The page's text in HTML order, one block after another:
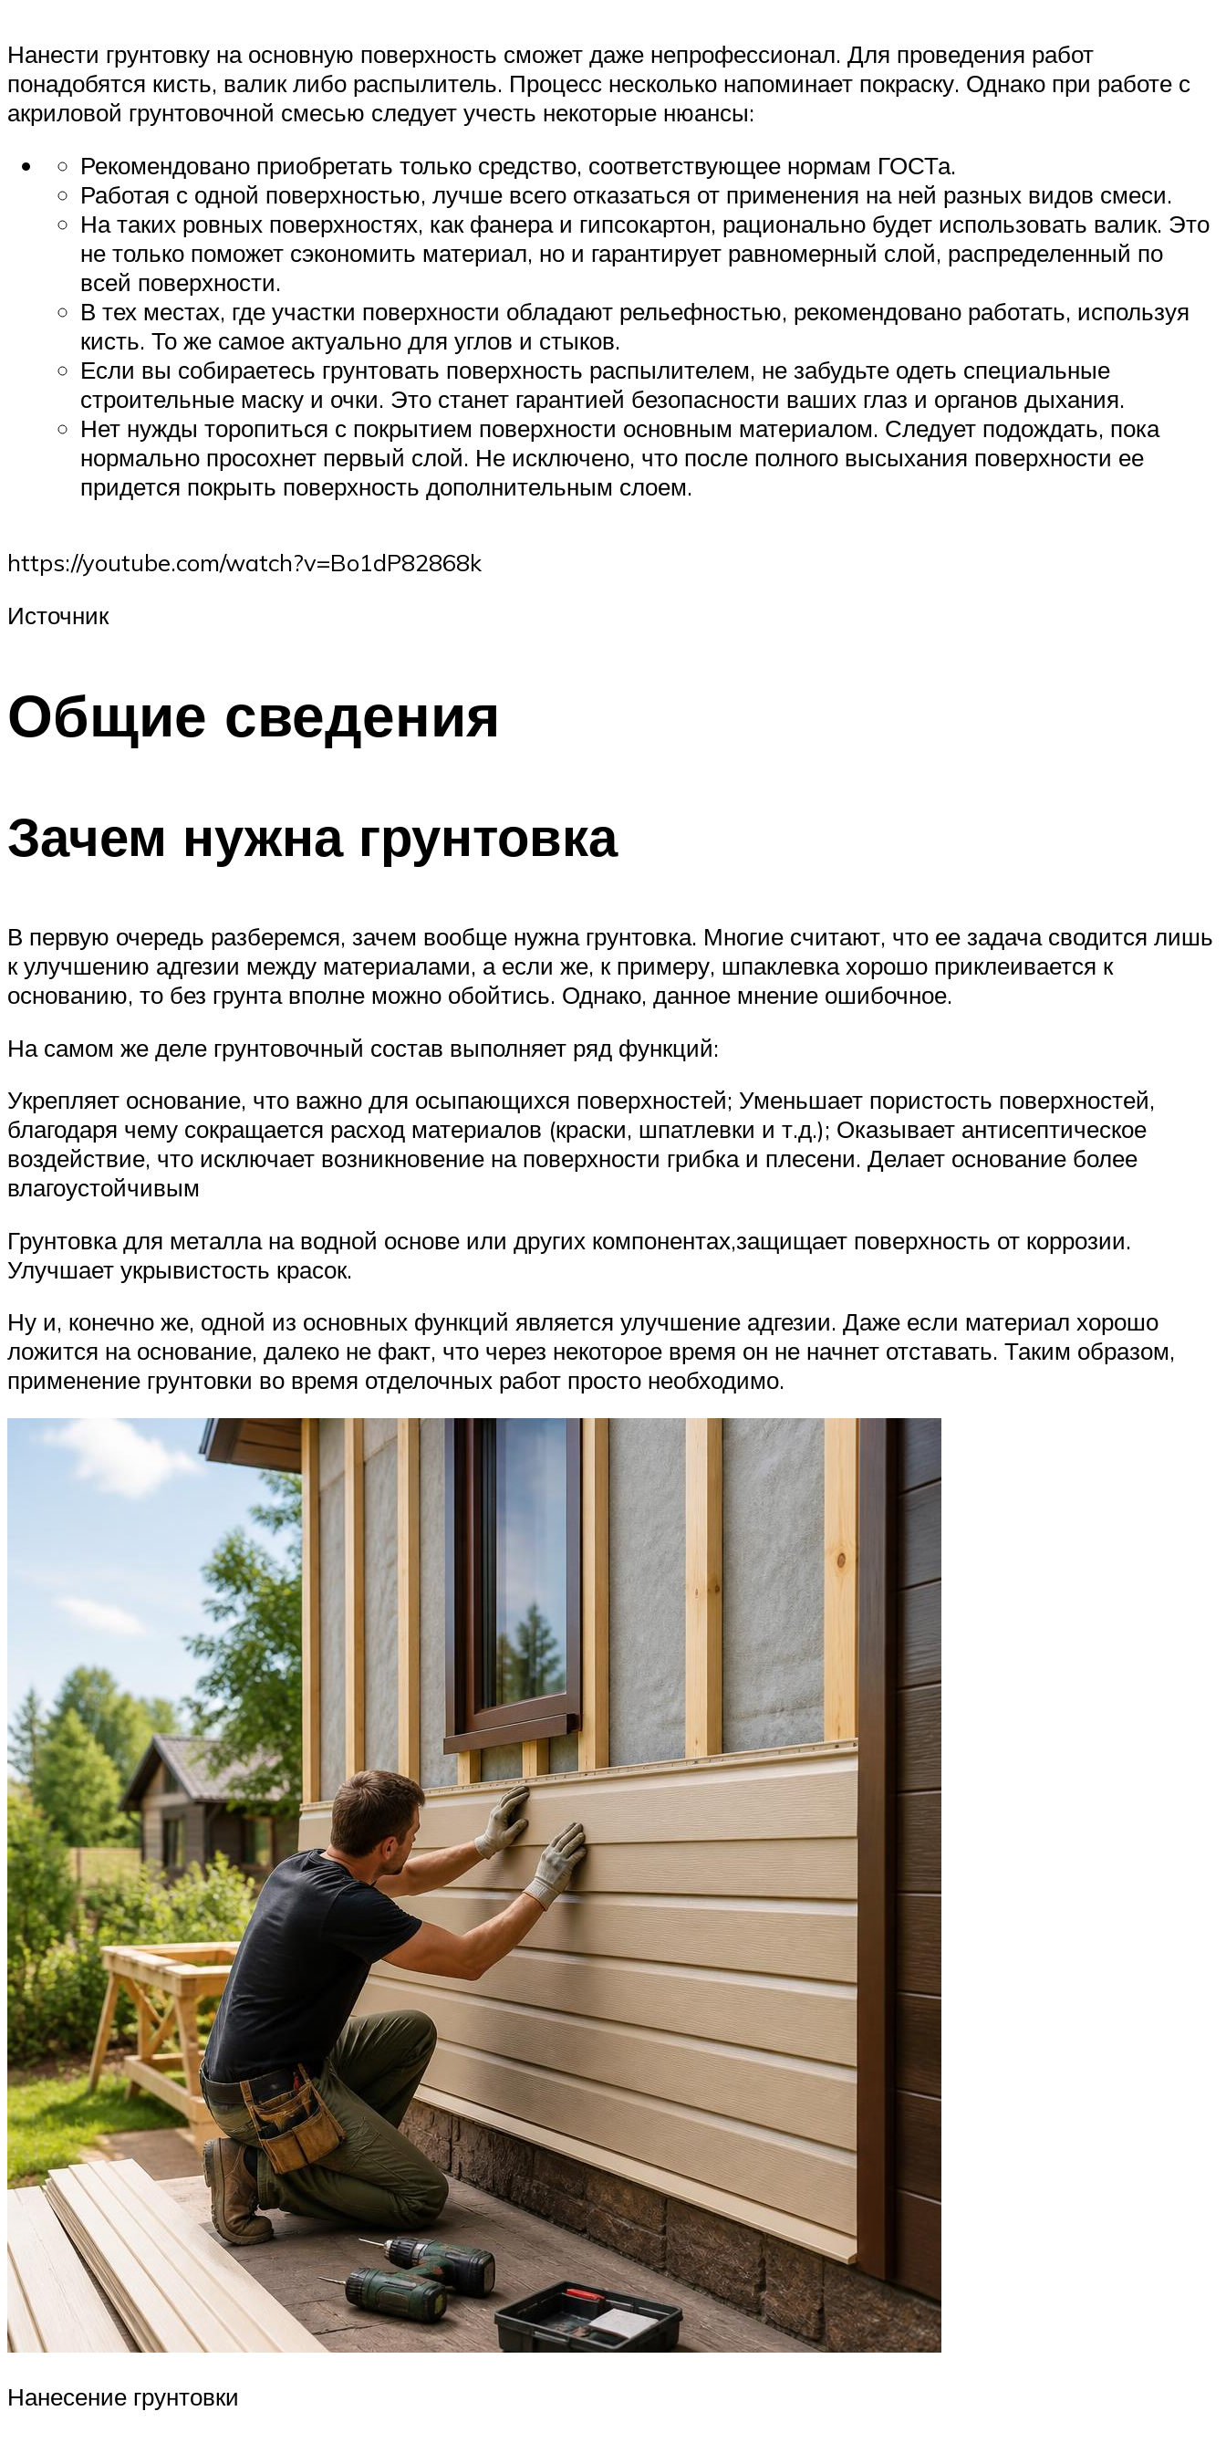
Нанести грунтовку на основную поверхность сможет даже непрофессионал. Для проведения работ
понадобятся кисть, валик либо распылитель. Процесс несколько напоминает покраску. Однако при работе с
акриловой грунтовочной смесью следует учесть некоторые нюансы:
Рекомендовано приобретать только средство, соответствующее нормам ГОСТа.
Работая с одной поверхностью, лучше всего отказаться от применения на ней разных видов смеси.
На таких ровных поверхностях, как фанера и гипсокартон, рационально будет использовать валик. Это
не только поможет сэкономить материал, но и гарантирует равномерный слой, распределенный по
всей поверхности.
В тех местах, где участки поверхности обладают рельефностью, рекомендовано работать, используя
кисть. То же самое актуально для углов и стыков.
Если вы собираетесь грунтовать поверхность распылителем, не забудьте одеть специальные
строительные маску и очки. Это станет гарантией безопасности ваших глаз и органов дыхания.
Нет нужды торопиться с покрытием поверхности основным материалом. Следует подождать, пока
нормально просохнет первый слой. Не исключено, что после полного высыхания поверхности ее
придется покрыть поверхность дополнительным слоем.
https://youtube.com/watch?v=Bo1dP82868k
Источник
Общие сведения
Зачем нужна грунтовка
В первую очередь разберемся, зачем вообще нужна грунтовка. Многие считают, что ее задача сводится лишь
к улучшению адгезии между материалами, а если же, к примеру, шпаклевка хорошо приклеивается к
основанию, то без грунта вполне можно обойтись. Однако, данное мнение ошибочное.
На самом же деле грунтовочный состав выполняет ряд функций:
Укрепляет основание, что важно для осыпающихся поверхностей; Уменьшает пористость поверхностей,
благодаря чему сокращается расход материалов (краски, шпатлевки и т.д.); Оказывает антисептическое
воздействие, что исключает возникновение на поверхности грибка и плесени. Делает основание более
влагоустойчивым
Грунтовка для металла на водной основе или других компонентах,защищает поверхность от коррозии.
Улучшает укрывистость красок.
Ну и, конечно же, одной из основных функций является улучшение адгезии. Даже если материал хорошо
ложится на основание, далеко не факт, что через некоторое время он не начнет отставать. Таким образом,
применение грунтовки во время отделочных работ просто необходимо.
Нанесение грунтовки